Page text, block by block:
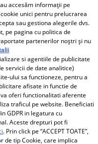
despărțirea de
cu discreție”
dată de despărțirea
când au decis să
accesăm informații pe
unici pentru prelucrarea
sau gestiona alegerile dvs.
pe pagina cu politica de
partenerilor noștri și nu
si agentiile de publicitate
servicii de date analitice)
ului sa functioneze, pentru a
afisate in functie de
oferi functionalitati aferente
traficul pe website. Beneficiati
GDPR in legatura cu
Aceste drepturi pot fi
. Prin click pe “ACCEPT TOATE”,
de tip Cookie, care implica